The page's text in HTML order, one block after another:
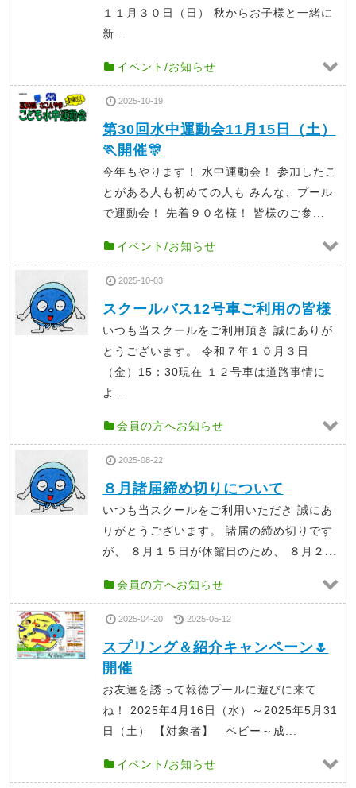
１１月３０日（日） 秋からお子様と一緒に
新...
イベント/お知らせ
2025-10-19
第30回水中運動会11月15日（土）
🏃開催🎊
今年もやります！ 水中運動会！ 参加したこ
とがある人も初めての人も みんな、プール
で運動会！ 先着９０名様！ 皆様のご参...
イベント/お知らせ
2025-10-03
スクールバス12号車ご利用の皆様
いつも当スクールをご利用頂き 誠にありが
とうございます。 令和７年１０月３日
（金）15：30現在 １２号車は道路事情に
よ...
会員の方へお知らせ
2025-08-22
８月諸届締め切りについて
いつも当スクールをご利用いただき 誠にあ
りがとうございます。 諸届の締め切りです
が、 ８月１５日が休館日のため、 ８月２...
会員の方へお知らせ
2025-04-20 2025-05-12
スプリング＆紹介キャンペーン🌷
開催
お友達を誘って報徳プールに遊びに来て
ね！ 2025年4月16日（水）～2025年5月31
日（土） 【対象者】 ベビー～成...
イベント/お知らせ